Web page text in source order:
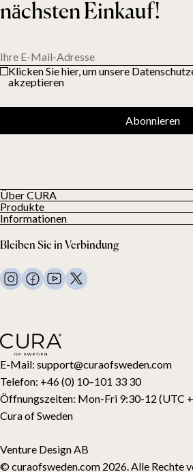
E-Mail: support@curaofsweden.com
Telefon: +46 (0) 10–101 33 30
Öffnungszeiten: Mon-Fri 9:30-12 (UTC
Cura of Sweden
Venture Design AB
© curaofsweden.com 2026. Alle Rechte
Über CURA
Über uns
Unsere Kunden
Produkte
Alle Produkte
Gewichtsdecken
Bettwäsche
Kissen und mehr
Topper
Geschenkkarte
Informationen
Allgemeine Geschäftsbedingungen
FAQ
Kontaktiere uns
Bleiben Sie in Verbindung
nächsten Einkauf!
Ihre E-Mail-Adresse
Klicken Sie hier, um unsere
akzeptieren
Abonnieren